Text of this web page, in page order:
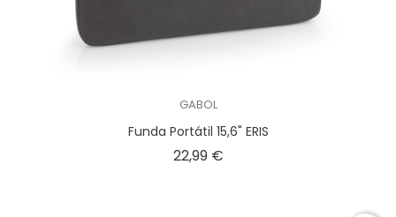
GABOL
Funda Portátil 15,6" ERIS
22,99 €Precio